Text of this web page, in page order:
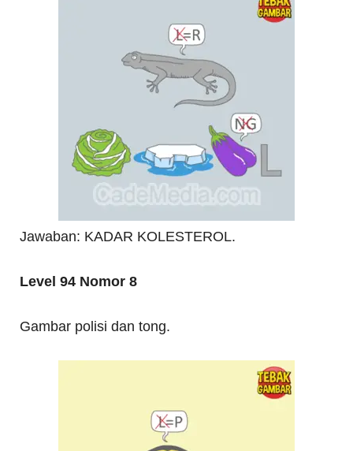
Jawaban: KADAR KOLESTEROL.
Level 94 Nomor 8
Gambar polisi dan tong.